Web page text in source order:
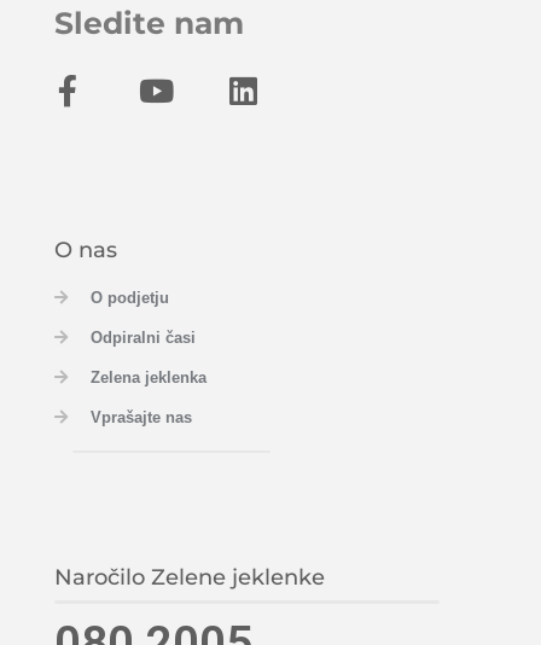
Sledite nam
O nas
O podjetju
Odpiralni časi
Zelena jeklenka
Vprašajte nas
Naročilo Zelene jeklenke